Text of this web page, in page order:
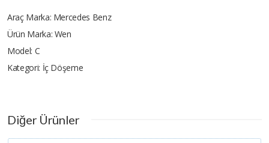
Araç Marka: Mercedes Benz
Ürün Marka: Wen
Model: C
Kategori: İç Döşeme
Diğer Ürünler